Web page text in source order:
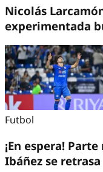
Nicolás
experimentada
Futbol
¡En espera!
Ibáñez se retrasa